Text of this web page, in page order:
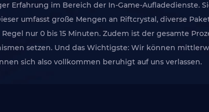
Erfahrung im Bereich der In-Game-Aufladedienste.
umfasst große Mengen an Riftcrystal, diverse
nur 0 bis 15 Minuten. Zudem ist der gesamte
setzen. Und das Wichtigste: Wir können
sich also vollkommen beruhigt auf uns verlassen.